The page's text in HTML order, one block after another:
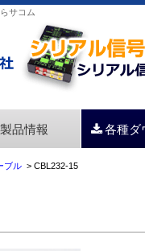
サコム
製品情報 各種ダ
ブル > CBL232-15